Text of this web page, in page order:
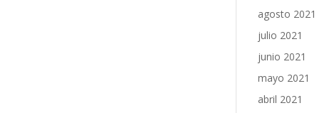
agosto 2021
julio 2021
junio 2021
mayo 2021
abril 2021